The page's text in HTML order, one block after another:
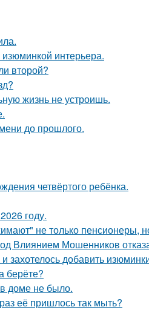
изюминкой интерьера.
второй?
жизнь не устроишь.
до прошлого.
четвёртого ребёнка.
году.
не только пенсионеры,
Влиянием Мошенников
захотелось добавить
берёте?
доме не было.
её пришлось так мыть?